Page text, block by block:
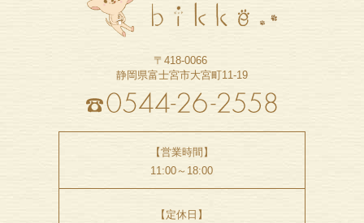
〒418-0066
静岡県富士宮市大宮町11-19
【営業時間】
11:00～18:00
【定休日】